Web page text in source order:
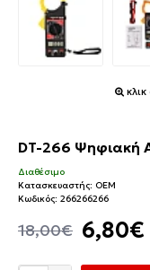
DT-266 Ψηφιακή
6,80€
18,00€
Διαθέσιμο
Κατασκευαστής: OEM
Κωδικός: 266266266